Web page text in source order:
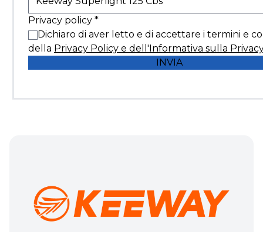
Privacy policy *
Dichiaro di aver letto e di accettare i termini e
della Privacy Policy e dell'Informativa sulla
INVIA